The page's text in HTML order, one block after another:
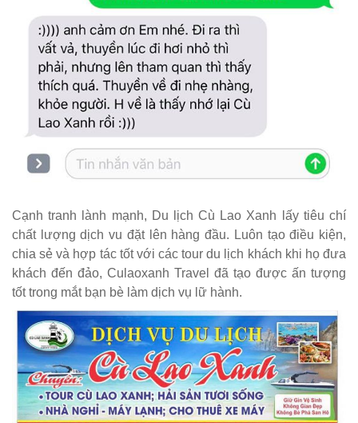
Cạnh tranh lành mạnh, Du lịch Cù Lao Xanh lấy tiêu chí
chất lượng dịch vu đặt lên hàng đầu. Luôn tạo điều kiện,
chia sẻ và hợp tác tốt với các tour du lịch khách khi họ đưa
khách đến đảo, Culaoxanh Travel đã tạo được ấn tượng
tốt trong mắt bạn bè làm dịch vụ lữ hành.